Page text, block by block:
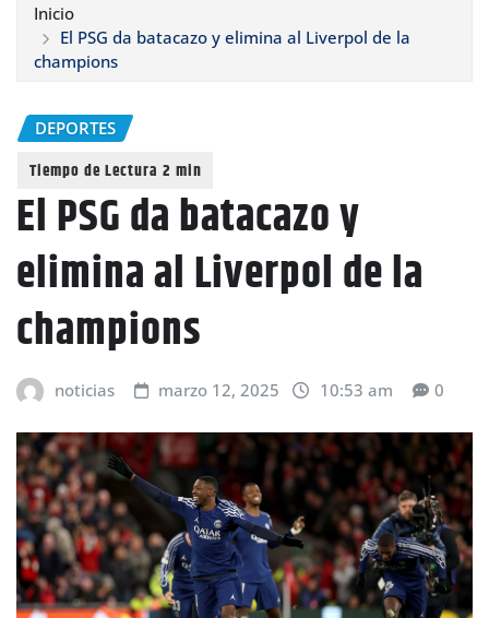
Inicio
El PSG da batacazo y elimina al Liverpol de la
champions
DEPORTES
El PSG da batacazo y
elimina al Liverpol de la
champions
noticias marzo 12, 2025 10:53 am 0